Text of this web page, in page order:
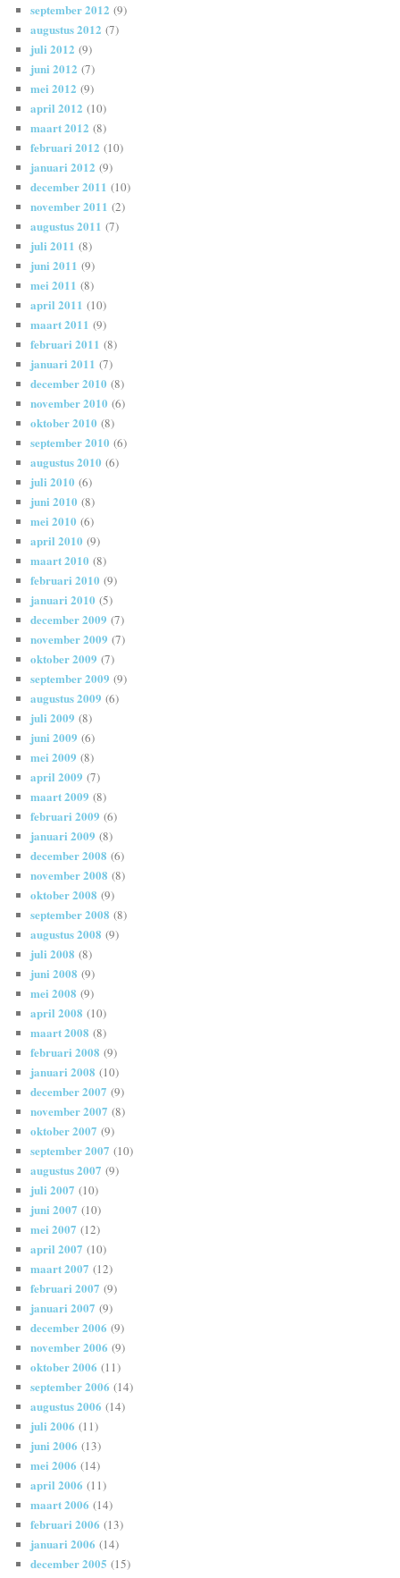
september 2012 (9)
augustus 2012 (7)
juli 2012 (9)
juni 2012 (7)
mei 2012 (9)
april 2012 (10)
maart 2012 (8)
februari 2012 (10)
januari 2012 (9)
december 2011 (10)
november 2011 (2)
augustus 2011 (7)
juli 2011 (8)
juni 2011 (9)
mei 2011 (8)
april 2011 (10)
maart 2011 (9)
februari 2011 (8)
januari 2011 (7)
december 2010 (8)
november 2010 (6)
oktober 2010 (8)
september 2010 (6)
augustus 2010 (6)
juli 2010 (6)
juni 2010 (8)
mei 2010 (6)
april 2010 (9)
maart 2010 (8)
februari 2010 (9)
januari 2010 (5)
december 2009 (7)
november 2009 (7)
oktober 2009 (7)
september 2009 (9)
augustus 2009 (6)
juli 2009 (8)
juni 2009 (6)
mei 2009 (8)
april 2009 (7)
maart 2009 (8)
februari 2009 (6)
januari 2009 (8)
december 2008 (6)
november 2008 (8)
oktober 2008 (9)
september 2008 (8)
augustus 2008 (9)
juli 2008 (8)
juni 2008 (9)
mei 2008 (9)
april 2008 (10)
maart 2008 (8)
februari 2008 (9)
januari 2008 (10)
december 2007 (9)
november 2007 (8)
oktober 2007 (9)
september 2007 (10)
augustus 2007 (9)
juli 2007 (10)
juni 2007 (10)
mei 2007 (12)
april 2007 (10)
maart 2007 (12)
februari 2007 (9)
januari 2007 (9)
december 2006 (9)
november 2006 (9)
oktober 2006 (11)
september 2006 (14)
augustus 2006 (14)
juli 2006 (11)
juni 2006 (13)
mei 2006 (14)
april 2006 (11)
maart 2006 (14)
februari 2006 (13)
januari 2006 (14)
december 2005 (15)